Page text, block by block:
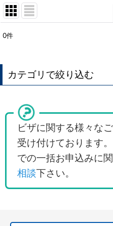
表示数
並び順:
0件
カテゴリで絞り込む
オーストラリアビザ申請代行
訪問ビザ（観光ビザ）サブ
オーストラリア国内での滞
オーストラリアのワーキング
ビザに関する様々な
受け付けております
での一括お申込みに
相談下さい。